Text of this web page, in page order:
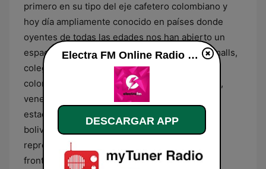
primero en su tipo del eje cafetero colombiano y
hoy día ampliamente conocido en países donde
oyentes de todas las edades nos han abierto un
espacio en sus hogares, oficinas, gimnasios, malls,
colegios y universidades. Somos mexicanos,
colombianos, argentinos, peruanos, uruguayos,
venezolanos, ticos, chilenos, españoles,
estadounidenses, alemanes, canadienses,
bolivianos, panameños y boricuas; somos
representantes de un género que no conoce
fronteras, de un estilo universal disfrutado por
Electra FM Online Radio en vivo
DESCARGAR APP